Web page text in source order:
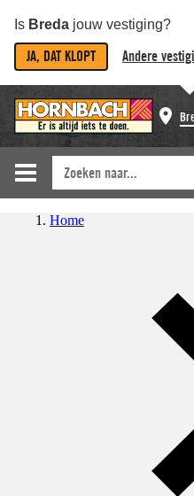
Is Breda jouw vestiging?
JA, DAT KLOPT Andere
Home